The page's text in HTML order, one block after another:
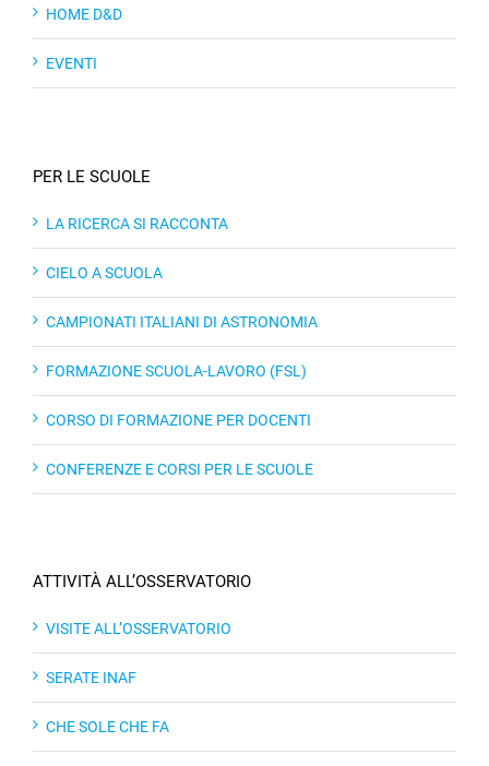
HOME D&D
EVENTI
PER LE SCUOLE
LA RICERCA SI RACCONTA
CIELO A SCUOLA
CAMPIONATI ITALIANI DI ASTRONOMIA
FORMAZIONE SCUOLA-LAVORO (FSL)
CORSO DI FORMAZIONE PER DOCENTI
CONFERENZE E CORSI PER LE SCUOLE
ATTIVITÀ ALL’OSSERVATORIO
VISITE ALL’OSSERVATORIO
SERATE INAF
CHE SOLE CHE FA